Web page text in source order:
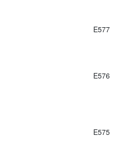
E577
E576
E575